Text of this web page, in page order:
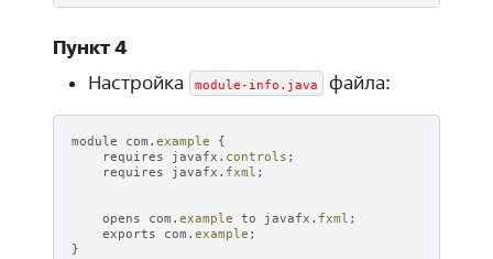
Пункт 4
Настройка
module-info.java файла:
module com . example
{
requires
javafx . controls ;
requires
javafx . fxml ;
opens com . example to javafx . fxml ;
exports
com . example ;
}